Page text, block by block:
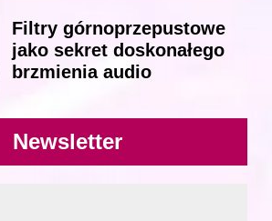
Filtry górnoprzepustowe
jako sekret doskonałego
brzmienia audio
Newsletter